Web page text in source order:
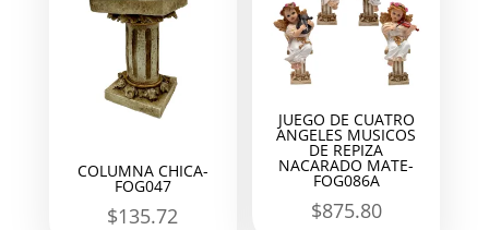
COLUMNA CHICA-
FOG047
$135.72
JUEGO DE CUATRO
ANGELES MUSICOS
DE REPIZA
NACARADO MATE-
FOG086A
$875.80